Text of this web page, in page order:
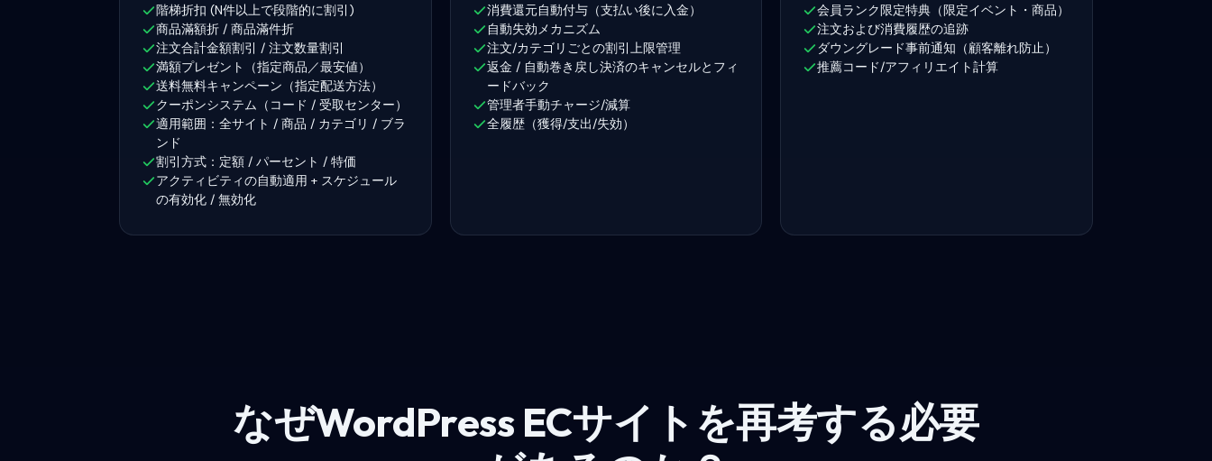
階梯折扣 (N件以上で段階的に割引)
商品滿額折 / 商品滿件折
注文合計金額割引 / 注文数量割引
満額プレゼント（指定商品／最安値）
送料無料キャンペーン（指定配送方法）
クーポンシステム（コード / 受取センター）
適用範囲：全サイト / 商品 / カテゴリ / ブラ
ンド
割引方式：定額 / パーセント / 特価
アクティビティの自動適用 + スケジュール
の有効化 / 無効化
消費還元自動付与（支払い後に入金）
自動失効メカニズム
注文/カテゴリごとの割引上限管理
返金 / 自動巻き戻し決済のキャンセルとフィ
ードバック
管理者手動チャージ/減算
全履歴（獲得/支出/失効）
会員ランク限定特典（限定イベント・商品）
注文および消費履歴の追跡
ダウングレード事前通知（顧客離れ防止）
推薦コード/アフィリエイト計算
なぜWordPress ECサイトを再考する必要